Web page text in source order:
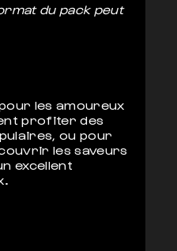
du pack peut
les amoureux
profiter des
ou pour
les saveurs
excellent